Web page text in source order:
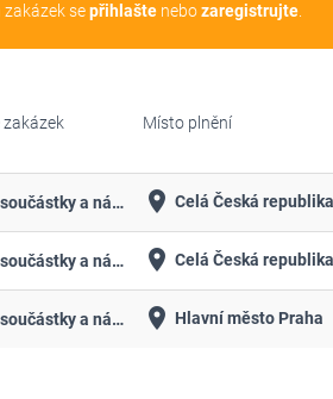
sepřihlaštenebozaregistrujte.
Místo plnění
Materiál, součástky a náhradní díly place Celá Česká republika
Materiál, součástky a náhradní díly place Celá Česká republika
Materiál, součástky a náhradní díly place Hlavní město Praha